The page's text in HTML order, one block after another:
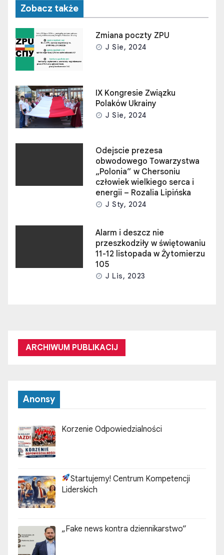
Zobacz także
Zmiana poczty ZPU
J Sie, 2024
IX Kongresie Związku
Polaków Ukrainy
J Sie, 2024
Odejscie prezesa
obwodowego Towarzystwa
„Polonia” w Chersoniu
człowiek wielkiego serca i
energii – Rozalia Lipińska
J Sty, 2024
Alarm i deszcz nie
przeszkodziły w świętowaniu
11-12 listopada w Żytomierzu
105
J Lis, 2023
ARCHIWUM PUBLIKACIJ
Anonsy
Korzenie Odpowiedzialności
Startujemy! Centrum Kompetencji
Liderskich
„Fake news kontra dziennikarstwo”